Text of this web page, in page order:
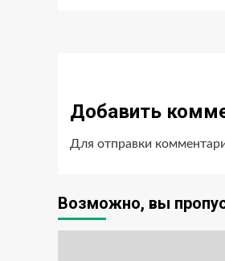
Добавить
Для отправки
Возможно, вы